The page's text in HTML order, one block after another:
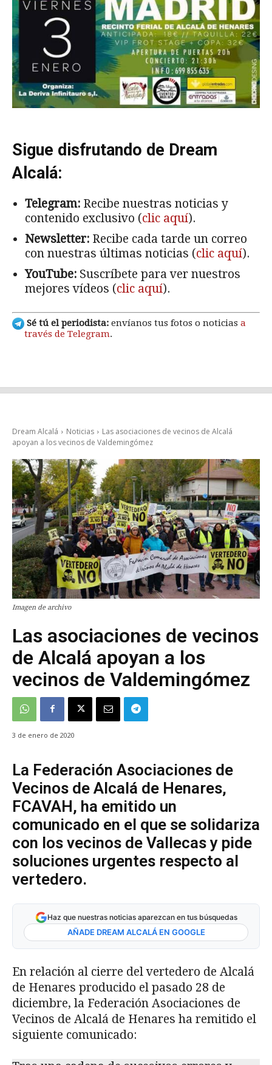
Sigue disfrutando de Dream
Alcalá:
Telegram: Recibe nuestras noticias y
contenido exclusivo (clic aquí).
Newsletter: Recibe cada tarde un correo
con nuestras últimas noticias (clic aquí).
YouTube: Suscríbete para ver nuestros
mejores vídeos (clic aquí).
Sé tú el periodista: envíanos tus fotos o noticias a
través de Telegram.